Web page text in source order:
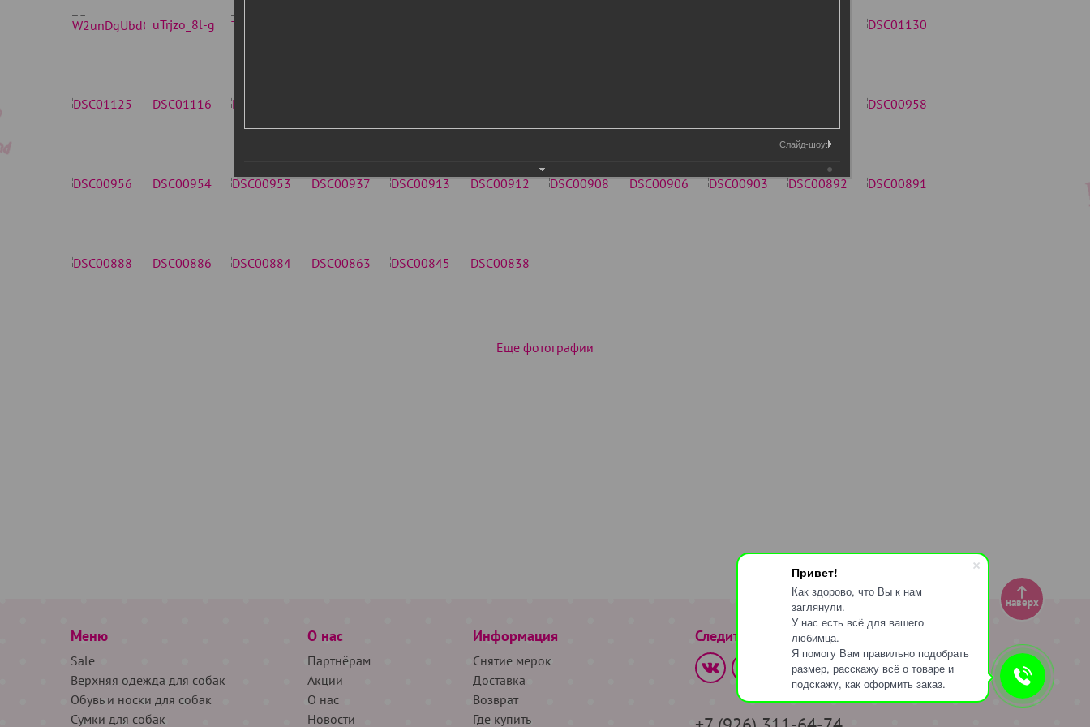
Привет!
Как здорово, что Вы к нам
заглянули.
У нас есть всё для вашего
любимца.
Я помогу Вам правильно подобрать
размер, расскажу всё о товаре и
подскажу, как оформить заказ.
Еще фотографии
Меню
Sale
Верхняя одежда для собак
Обувь и носки для собак
Сумки для собак
О нас
Партнёрам
Акции
О нас
Новости
Информация
Снятие мерок
Доставка
Возврат
Где купить
Следите за нами
наверх
Слайд-шоу: